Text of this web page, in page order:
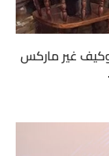
وكيف غير ماركس